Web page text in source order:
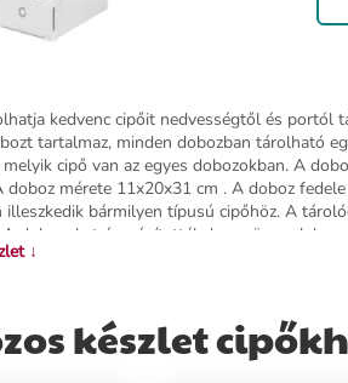
kedvenc cipőit nedvességtől és portól
tartalmaz, minden dobozban tárolható
cipő van az egyes dobozokban. A
mérete 11x20x31 cm . A doboz
bármilyen típusú cipőhöz. A
dobozokat úgy építették, hogy össze
lehetővé teszik, hogy több dobozból egy
segítségével; - doboz méretei
↓
készlet